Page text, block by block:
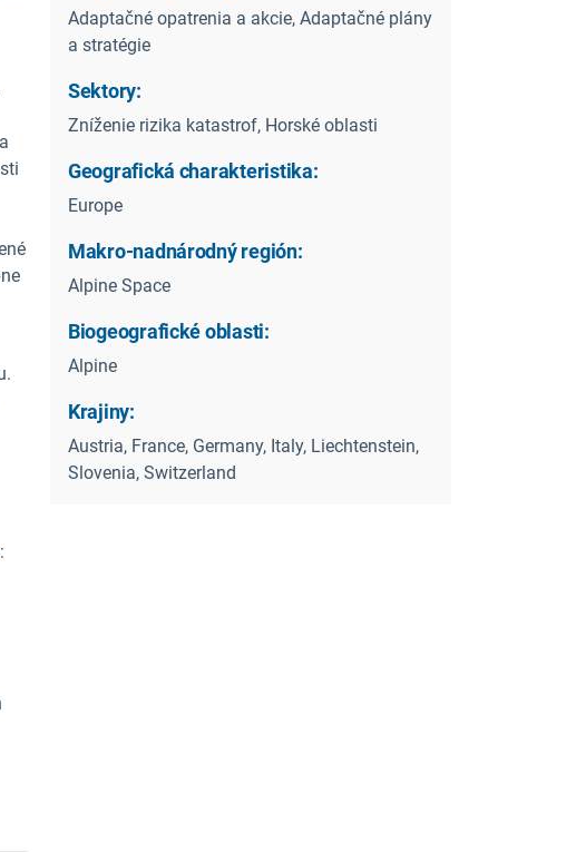
Adaptačné opatrenia a akcie, Adaptačné plány
a stratégie
Sektory:
Zníženie rizika katastrof, Horské oblasti
Geografická charakteristika:
Europe
Makro-nadnárodný región:
Alpine Space
Biogeografické oblasti:
Alpine
Krajiny:
Austria, France, Germany, Italy, Liechtenstein,
Slovenia, Switzerland